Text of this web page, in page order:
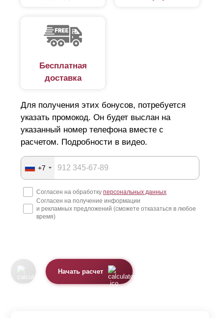
Бесплатная
доставка
Для получения этих бонусов, потребуется
указать промокод. Он будет выслан на
указанный номер телефона вместе с
расчетом. Подробности в видео.
+7
Согласен на обработку персональных данных
Согласен на получение информации
и рекламных предложений (сможете отказаться в любое
время)
Начать расчет